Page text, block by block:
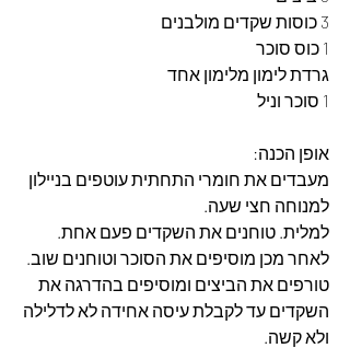
3 כוסות שקדים מולבנים
1 כוס סוכר
גרדת לימון מלימון אחד
1 סוכר וניל
אופן הכנה:
מעבדים את חומרי התחתית עוטפים בניילון
למנוחה חצי שעה.
למלית. טוחנים את השקדים פעם אחת.
לאחר מכן מוסיפים את הסוכר וטוחנים שוב.
טורפים את הביצים ומוסיפים בהדרגה את
השקדים עד לקבלת עיסה אחידה לא לדלילה
ולא קשה.